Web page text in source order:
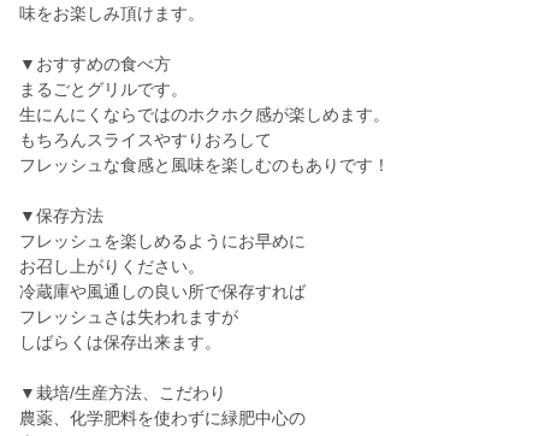
味をお楽しみ頂けます。
▼おすすめの食べ方
まるごとグリルです。
生にんにくならではのホクホク感が楽しめます。
もちろんスライスやすりおろして
フレッシュな食感と風味を楽しむのもありです！
▼保存方法
フレッシュを楽しめるようにお早めに
お召し上がりください。
冷蔵庫や風通しの良い所で保存すれば
フレッシュさは失われますが
しばらくは保存出来ます。
▼栽培/生産方法、こだわり
農薬、化学肥料を使わずに緑肥中心の